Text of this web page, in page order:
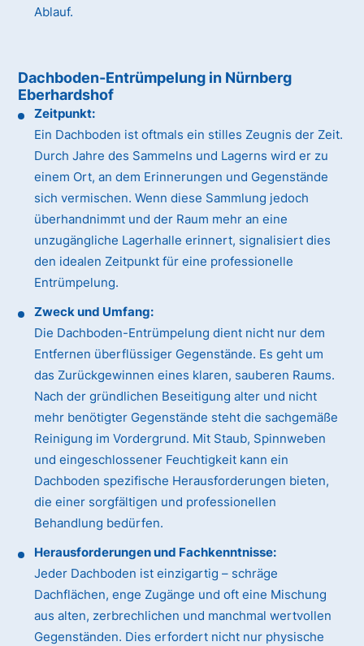
Ablauf.
Dachboden-Entrümpelung in Nürnberg
Eberhardshof
Zeitpunkt:
Ein Dachboden ist oftmals ein stilles Zeugnis der Zeit.
Durch Jahre des Sammelns und Lagerns wird er zu
einem Ort, an dem Erinnerungen und Gegenstände
sich vermischen. Wenn diese Sammlung jedoch
überhandnimmt und der Raum mehr an eine
unzugängliche Lagerhalle erinnert, signalisiert dies
den idealen Zeitpunkt für eine professionelle
Entrümpelung.
Zweck und Umfang:
Die Dachboden-Entrümpelung dient nicht nur dem
Entfernen überflüssiger Gegenstände. Es geht um
das Zurückgewinnen eines klaren, sauberen Raums.
Nach der gründlichen Beseitigung alter und nicht
mehr benötigter Gegenstände steht die sachgemäße
Reinigung im Vordergrund. Mit Staub, Spinnweben
und eingeschlossener Feuchtigkeit kann ein
Dachboden spezifische Herausforderungen bieten,
die einer sorgfältigen und professionellen
Behandlung bedürfen.
Herausforderungen und Fachkenntnisse:
Jeder Dachboden ist einzigartig – schräge
Dachflächen, enge Zugänge und oft eine Mischung
aus alten, zerbrechlichen und manchmal wertvollen
Gegenständen. Dies erfordert nicht nur physische